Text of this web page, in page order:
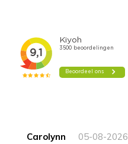
Carolynn 05-08-2026